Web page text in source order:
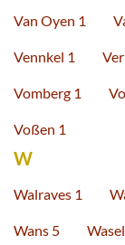
Van Oyen 1
Vennkel 1
Vomberg 1
Voßen 1
W
Walraves 1
Wans 5